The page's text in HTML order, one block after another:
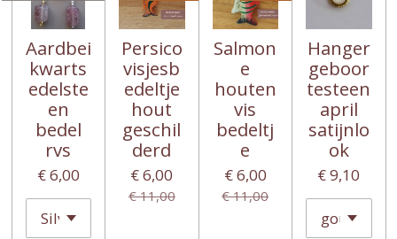
Aardbei
kwarts
edelste
en
bedel
rvs
€ 6,00
Persico
visjesb
edeltje
hout
geschil
derd
€ 6,00
€ 11,00
Salmon
e
houten
vis
bedeltj
e
€ 6,00
€ 11,00
Hanger
geboor
testeen
april
satijnlo
ok
€ 9,10